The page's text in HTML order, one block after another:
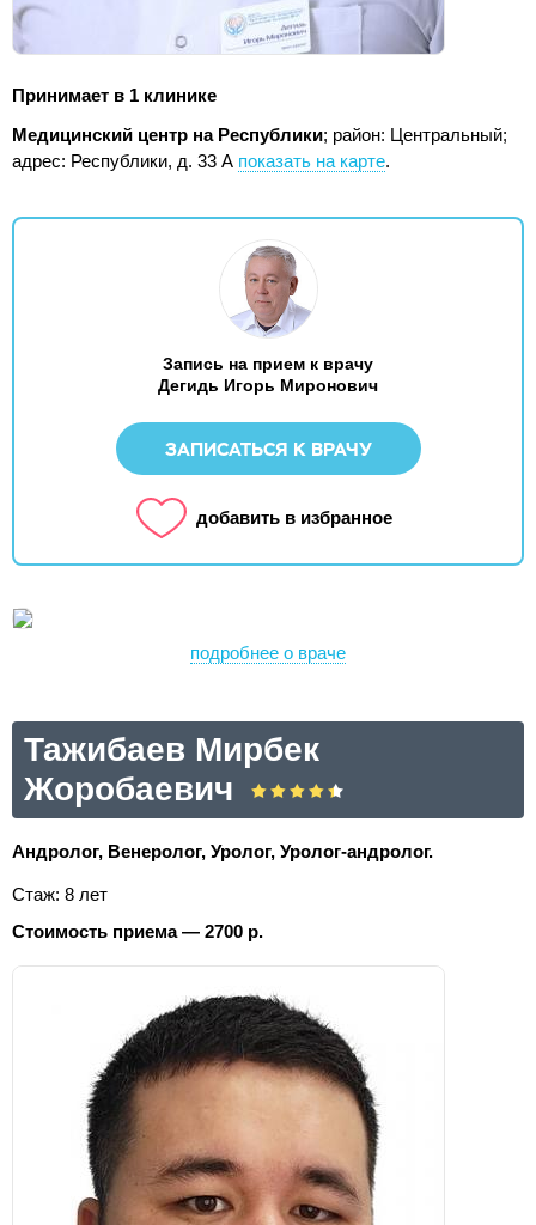
Принимает в 1 клинике
Медицинский центр на Республики; район: Центральный;
адрес: Республики, д. 33 А показать на карте.
Запись на прием к врачу
Дегидь Игорь Миронович
ЗАПИСАТЬСЯ К ВРАЧУ
добавить в избранное
подробнее о враче
Тажибаев Мирбек
Жоробаевич
Андролог, Венеролог, Уролог, Уролог-андролог.
Стаж: 8 лет
Стоимость приема — 2700 р.